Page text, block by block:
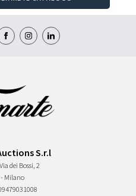
S.r.l
Via dei Bossi, 2
Milano